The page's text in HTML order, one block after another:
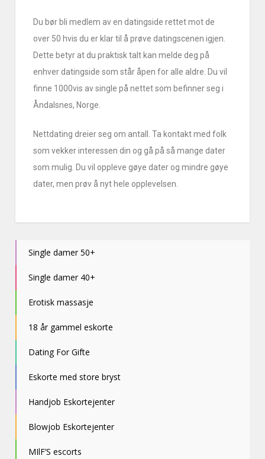
Du bør bli medlem av en datingside rettet mot de
over 50 hvis du er klar til å prøve datingscenen igjen.
Dette betyr at du praktisk talt kan melde deg på
enhver datingside som står åpen for alle aldre. Du vil
finne 1000vis av single på nettet som befinner seg i
Åndalsnes, Norge.
Nettdating dreier seg om antall. Ta kontakt med folk
som vekker interessen din og gå på så mange dater
som mulig. Du vil oppleve gøye dater og mindre gøye
dater, men prøv å nyt hele opplevelsen.
Single damer 50+
Single damer 40+
Erotisk massasje
18 år gammel eskorte
Dating For Gifte
Eskorte med store bryst
Handjob Eskortejenter
Blowjob Eskortejenter
MIlF’S escorts